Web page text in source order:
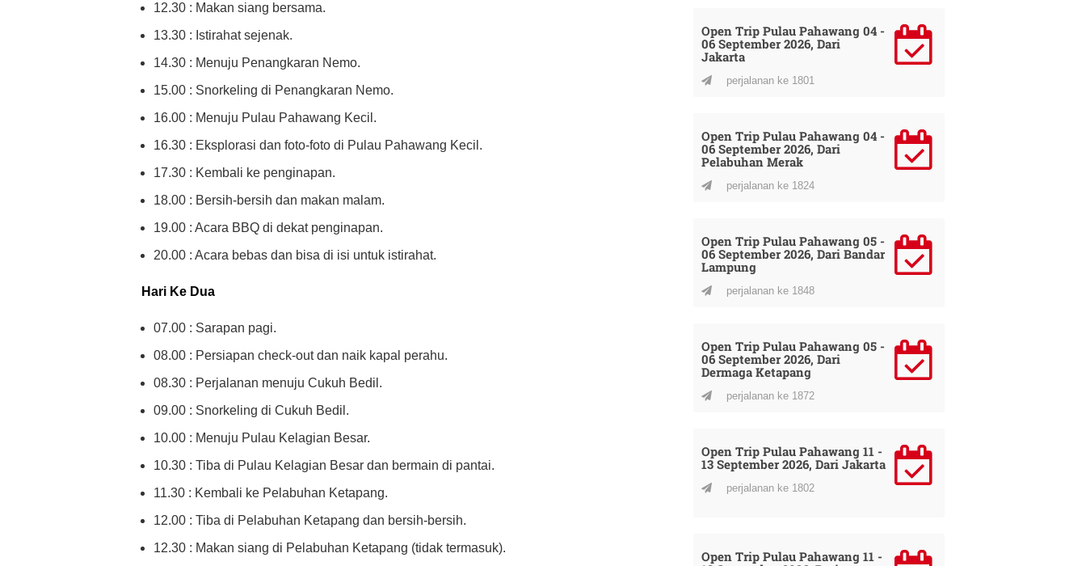
12.30 : Makan siang bersama.
13.30 : Istirahat sejenak.
14.30 : Menuju Penangkaran Nemo.
15.00 : Snorkeling di Penangkaran Nemo.
16.00 : Menuju Pulau Pahawang Kecil.
16.30 : Eksplorasi dan foto-foto di Pulau Pahawang Kecil.
17.30 : Kembali ke penginapan.
18.00 : Bersih-bersih dan makan malam.
19.00 : Acara BBQ di dekat penginapan.
20.00 : Acara bebas dan bisa di isi untuk istirahat.
Hari Ke Dua
07.00 : Sarapan pagi.
08.00 : Persiapan check-out dan naik kapal perahu.
08.30 : Perjalanan menuju Cukuh Bedil.
09.00 : Snorkeling di Cukuh Bedil.
10.00 : Menuju Pulau Kelagian Besar.
10.30 : Tiba di Pulau Kelagian Besar dan bermain di pantai.
11.30 : Kembali ke Pelabuhan Ketapang.
12.00 : Tiba di Pelabuhan Ketapang dan bersih-bersih.
12.30 : Makan siang di Pelabuhan Ketapang (tidak termasuk).
Open Trip Pulau Pahawang 04 -
06 September 2026, Dari
Jakarta
perjalanan ke 1801
Open Trip Pulau Pahawang 04 -
06 September 2026, Dari
Pelabuhan Merak
perjalanan ke 1824
Open Trip Pulau Pahawang 05 -
06 September 2026, Dari Bandar
Lampung
perjalanan ke 1848
Open Trip Pulau Pahawang 05 -
06 September 2026, Dari
Dermaga Ketapang
perjalanan ke 1872
Open Trip Pulau Pahawang 11 -
13 September 2026, Dari Jakarta
perjalanan ke 1802
Open Trip Pulau Pahawang 11 -